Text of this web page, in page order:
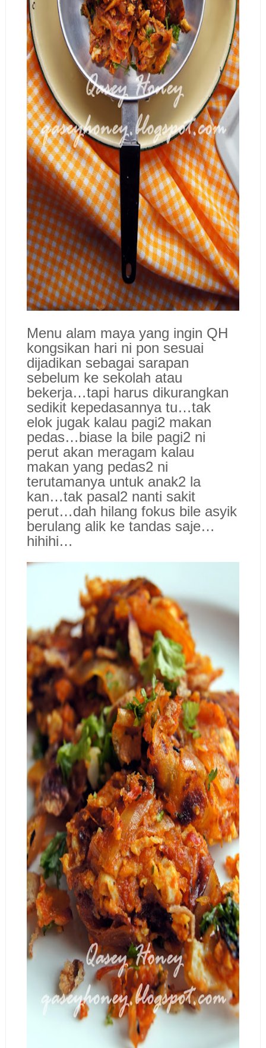
Menu alam maya yang ingin QH
kongsikan hari ni pon sesuai
dijadikan sebagai sarapan
sebelum ke sekolah atau
bekerja…tapi harus dikurangkan
sedikit kepedasannya tu…tak
elok jugak kalau pagi2 makan
pedas…biase la bile pagi2 ni
perut akan meragam kalau
makan yang pedas2 ni
terutamanya untuk anak2 la
kan…tak pasal2 nanti sakit
perut…dah hilang fokus bile asyik
berulang alik ke tandas saje…
hihihi…